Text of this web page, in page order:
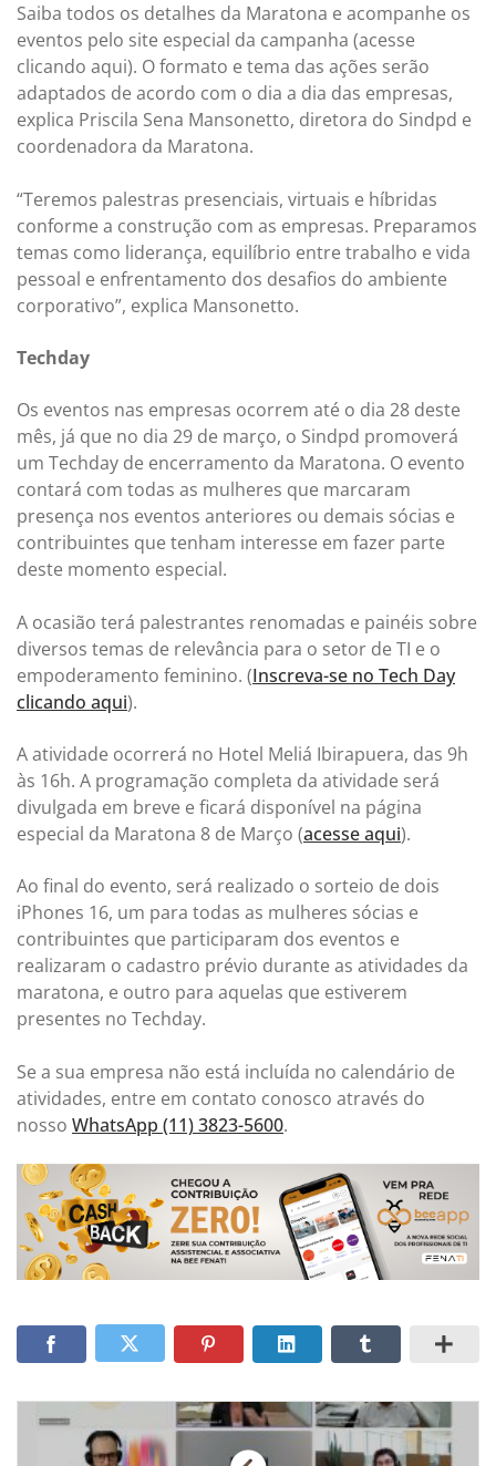
Saiba todos os detalhes da Maratona e acompanhe os
eventos pelo site especial da campanha (acesse
clicando aqui). O formato e tema das ações serão
adaptados de acordo com o dia a dia das empresas,
explica Priscila Sena Mansonetto, diretora do Sindpd e
coordenadora da Maratona.
“Teremos palestras presenciais, virtuais e híbridas
conforme a construção com as empresas. Preparamos
temas como liderança, equilíbrio entre trabalho e vida
pessoal e enfrentamento dos desafios do ambiente
corporativo”, explica Mansonetto.
Techday
Os eventos nas empresas ocorrem até o dia 28 deste
mês, já que no dia 29 de março, o Sindpd promoverá
um Techday de encerramento da Maratona. O evento
contará com todas as mulheres que marcaram
presença nos eventos anteriores ou demais sócias e
contribuintes que tenham interesse em fazer parte
deste momento especial.
A ocasião terá palestrantes renomadas e painéis sobre
diversos temas de relevância para o setor de TI e o
empoderamento feminino. (Inscreva-se no Tech Day
clicando aqui).
A atividade ocorrerá no Hotel Meliá Ibirapuera, das 9h
às 16h. A programação completa da atividade será
divulgada em breve e ficará disponível na página
especial da Maratona 8 de Março (acesse aqui).
Ao final do evento, será realizado o sorteio de dois
iPhones 16, um para todas as mulheres sócias e
contribuintes que participaram dos eventos e
realizaram o cadastro prévio durante as atividades da
maratona, e outro para aquelas que estiverem
presentes no Techday.
Se a sua empresa não está incluída no calendário de
atividades, entre em contato conosco através do
nosso WhatsApp (11) 3823-5600.